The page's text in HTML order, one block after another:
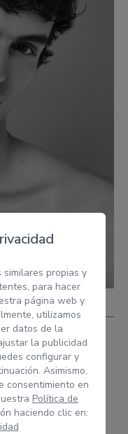
propias y
para hacer
página web y
utilizamos
datos de la
la publicidad
configurar y
Asimismo,
consentimiento en
Política de
haciendo clic en: